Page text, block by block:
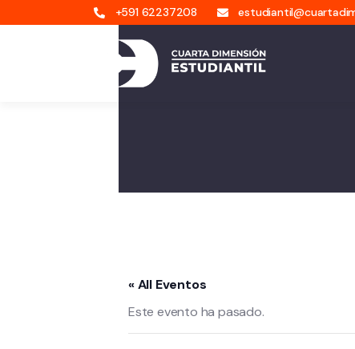
+591 62237208
« All Eventos
Este evento ha pasado.